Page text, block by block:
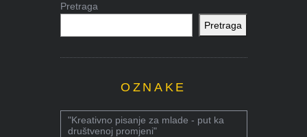
Pretraga
Pretraga
OZNAKE
"Kreativno pisanje za mlade - put ka
društvenoj promjeni"